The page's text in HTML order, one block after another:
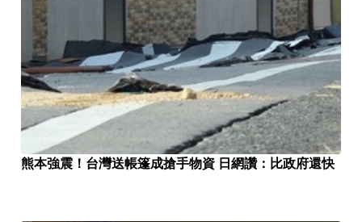
熊本強震！台灣送帳篷成搶手物資 日網讚：比政府還快